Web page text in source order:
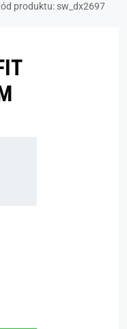
produktu: sw_dx2697